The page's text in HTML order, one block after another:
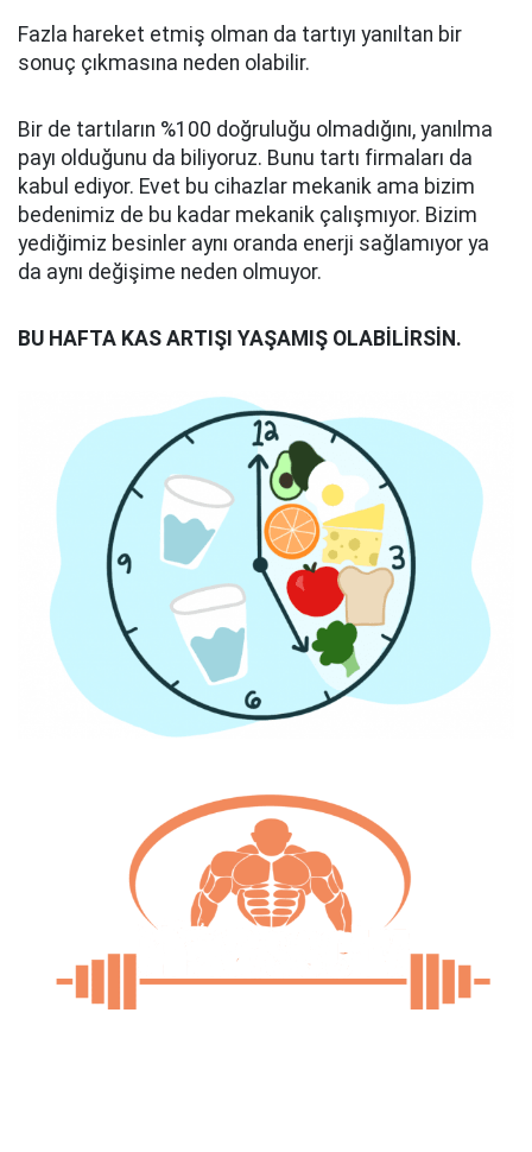
Fazla hareket etmiş olman da tartıyı yanıltan bir
sonuç çıkmasına neden olabilir.
Bir de tartıların %100 doğruluğu olmadığını, yanılma
payı olduğunu da biliyoruz. Bunu tartı firmaları da
kabul ediyor. Evet bu cihazlar mekanik ama bizim
bedenimiz de bu kadar mekanik çalışmıyor. Bizim
yediğimiz besinler aynı oranda enerji sağlamıyor ya
da aynı değişime neden olmuyor.
BU HAFTA KAS ARTI Ş I YAŞAMI Ş OLAB L RS N.